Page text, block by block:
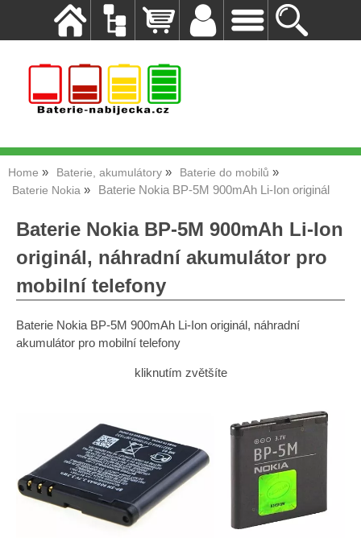
Home Baterie, akumulátory
Baterie do mobilů
Baterie Nokia
Baterie Nokia BP-5M 900mAh Li-Ion originál
Baterie Nokia BP-5M 900mAh Li-Ion
originál, náhradní akumulátor pro
mobilní telefony
Baterie Nokia BP-5M 900mAh Li-Ion originál, náhradní
akumulátor pro mobilní telefony
kliknutím zvětšíte